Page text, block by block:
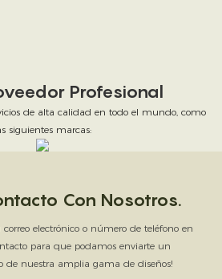
Profesional
de alta calidad en todo el mundo, como
siguientes marcas:
Con Nosotros.
correo electrónico o número de teléfono en
para que podamos enviarte un
de nuestra amplia gama de diseños!